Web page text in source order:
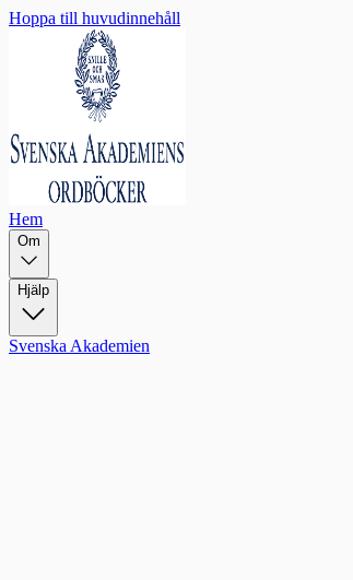
Hoppa till huvudinnehåll
Hem
Om
Hjälp
Svenska Akademien